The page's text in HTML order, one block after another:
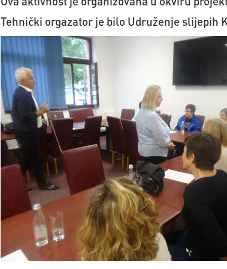
Tehnički orgazator je bilo Udruženje slijepih